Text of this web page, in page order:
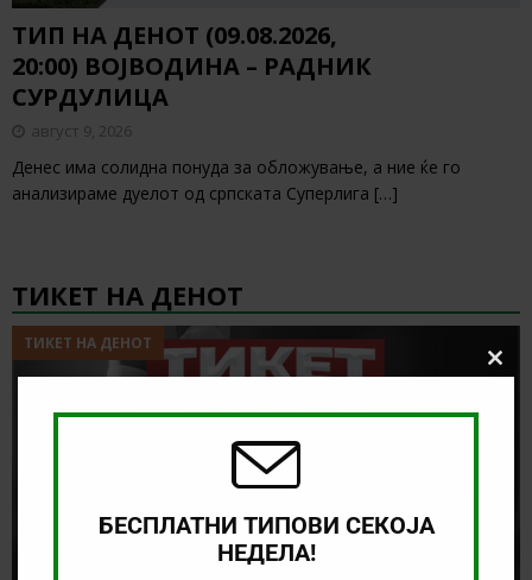
ТИП НА ДЕНОТ (09.08.2026,
20:00) ВОЈВОДИНА – РАДНИК
СУРДУЛИЦА
август 9, 2026
Денес има солидна понуда за обложување, а ние ќе го
анализираме дуелот од српската Суперлига […]
ТИКЕТ НА ДЕНОТ
ТИКЕТ НА ДЕНОТ
БЕСПЛАТНИ ТИПОВИ СЕКОЈА
НЕДЕЛА!